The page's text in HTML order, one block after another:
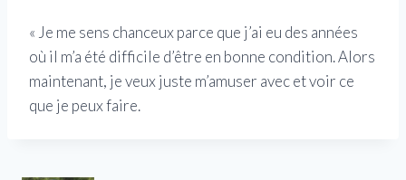
« Je me sens chanceux parce que j’ai eu des années
où il m’a été difficile d’être en bonne condition. Alors
maintenant, je veux juste m’amuser avec et voir ce
que je peux faire.